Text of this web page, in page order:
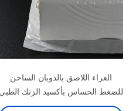
الغراء اللاصق بالذوبان الساخن
للضغط الحساس بأكسيد الزنك الطبي